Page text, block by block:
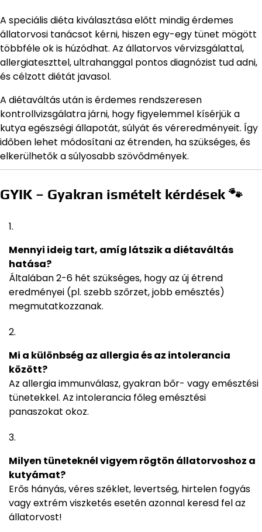
A speciális diéta kiválasztása előtt mindig érdemes
állatorvosi tanácsot kérni, hiszen egy-egy tünet mögött
többféle ok is húzódhat. Az állatorvos vérvizsgálattal,
allergiateszttel, ultrahanggal pontos diagnózist tud adni,
és célzott diétát javasol.
A diétaváltás után is érdemes rendszeresen
kontrollvizsgálatra járni, hogy figyelemmel kísérjük a
kutya egészségi állapotát, súlyát és véreredményeit. Így
időben lehet módosítani az étrenden, ha szükséges, és
elkerülhetők a súlyosabb szövődmények.
GYIK – Gyakran ismételt kérdések 🐾
Mennyi ideig tart, amíg látszik a diétaváltás
hatása?
Általában 2-6 hét szükséges, hogy az új étrend
eredményei (pl. szebb szőrzet, jobb emésztés)
megmutatkozzanak.
Mi a különbség az allergia és az intolerancia
között?
Az allergia immunválasz, gyakran bőr- vagy emésztési
tünetekkel. Az intolerancia főleg emésztési
panaszokat okoz.
Milyen tüneteknél vigyem rögtön állatorvoshoz a
kutyámat?
Erős hányás, véres széklet, levertség, hirtelen fogyás
vagy extrém viszketés esetén azonnal keresd fel az
állatorvost!